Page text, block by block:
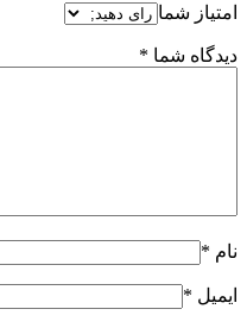
امتیاز شما
دیدگاه شما *
نام *
ایمیل *